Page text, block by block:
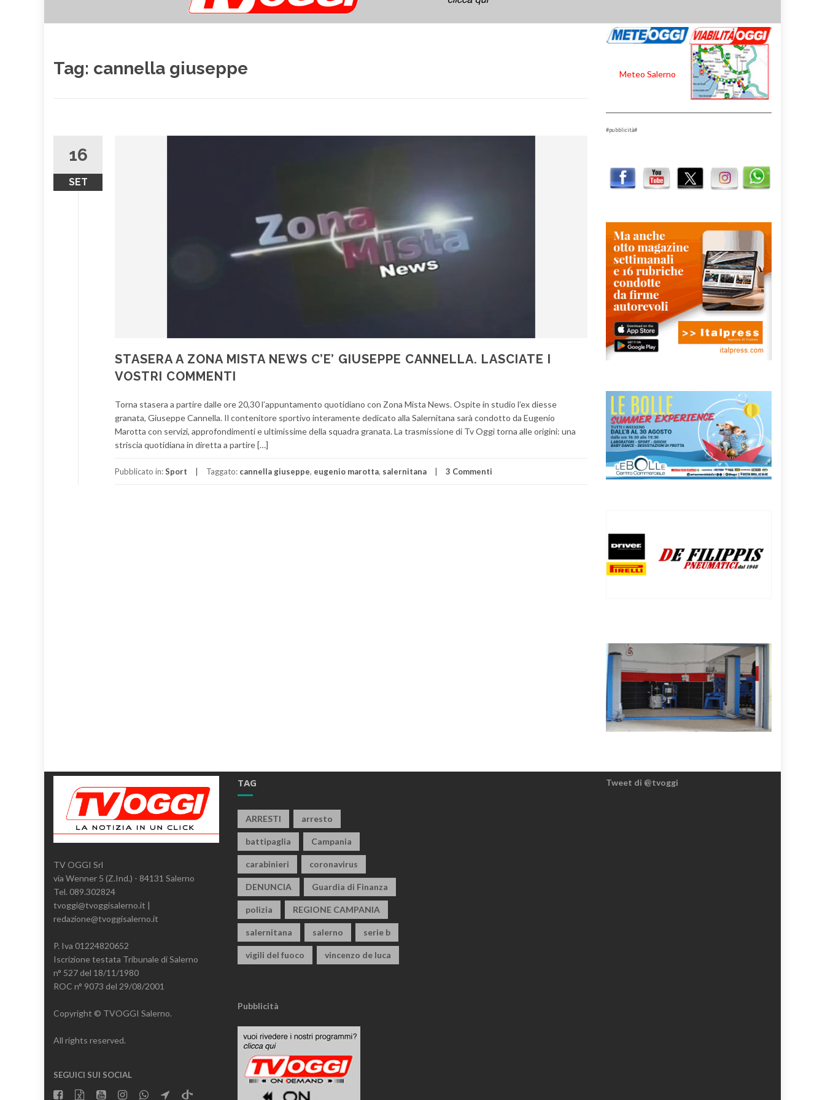
Tag: cannella giuseppe
16
SET
STASERA A ZONA MISTA NEWS C’E’ GIUSEPPE CANNELLA. LASCIATE I
VOSTRI COMMENTI
Torna stasera a partire dalle ore 20,30 l’appuntamento quotidiano con Zona Mista News. Ospite in studio l’ex diesse
granata, Giuseppe Cannella. Il contenitore sportivo interamente dedicato alla Salernitana sarà condotto da Eugenio
Marotta con servizi, approfondimenti e ultimissime della squadra granata. La trasmissione di Tv Oggi torna alle origini: una
striscia quotidiana in diretta a partire […]
Pubblicato in:Sport Taggato: cannella giuseppe, eugenio marotta, salernitana 3 Commenti
Meteo Salerno
#pubblicità#
TV OGGI Srl
via Wenner 5 (Z.Ind.) - 84131 Salerno
Tel. 089.302824
tvoggi@tvoggisalerno.it |
redazione@tvoggisalerno.it
P. Iva 01224820652
Iscrizione testata Tribunale di Salerno
n° 527 del 18/11/1980
ROC n° 9073 del 29/08/2001
Copyright © TVOGGI Salerno.
All rights reserved.
SEGUICI SUI SOCIAL
TAG
ARRESTI arresto
battipaglia Campania
carabinieri coronavirus
DENUNCIA Guardia di Finanza
polizia REGIONE CAMPANIA
salernitana salerno serie b
vigili del fuoco vincenzo de luca
Pubblicità
Tweet di @tvoggi